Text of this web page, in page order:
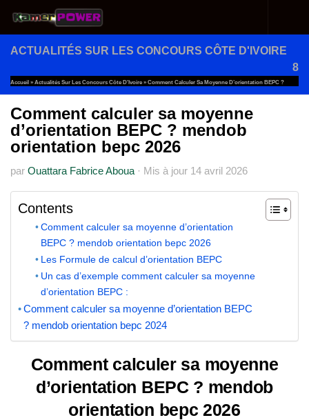
Au dessous du contenu
ACTUALITÉS SUR LES CONCOURS CÔTE D'IVOIRE
8
Accueil » Actualités Sur Les Concours Côte D'Ivoire » Comment Calculer Sa Moyenne D’orientation BEPC ?
Mendob Orientation Bepc 2026
Comment calculer sa moyenne
d’orientation BEPC ? mendob
orientation bepc 2026
par Ouattara Fabrice Aboua · Mis à jour 14 avril 2026
Contents
Comment calculer sa moyenne d’orientation
BEPC ? mendob orientation bepc 2026
Les Formule de calcul d’orientation BEPC
Un cas d’exemple comment calculer sa moyenne
d’orientation BEPC :
Comment calculer sa moyenne d’orientation BEPC
? mendob orientation bepc 2024
Comment calculer sa moyenne
d’orientation BEPC ? mendob
orientation bepc 2026